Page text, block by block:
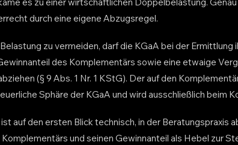
durch eine eigene Abzugsregel.
zu vermeiden, darf die KGaA bei der Ermittlung
des Komplementärs sowie eine etwaige
(§ 9 Abs. 1 Nr. 1 KStG). Der auf den
Sphäre der KGaA und wird ausschließlich beim
auf den ersten Blick technisch, in der Beratungspraxis
und seinen Gewinnanteil als Hebel zur